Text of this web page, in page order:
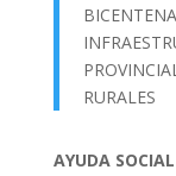
RURALES
AYUDA SOCIAL